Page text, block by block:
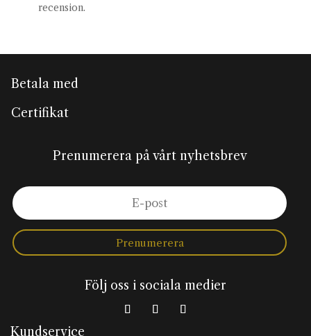
recension.
Betala med
Certifikat
Prenumerera på vårt nyhetsbrev
Prenumerera
Följ oss i sociala medier
Kundservice